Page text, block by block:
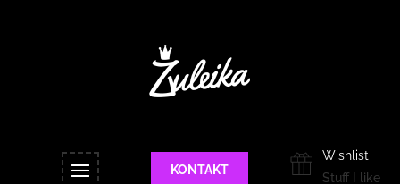
KONTAKT
Wishlist
Stuff I like